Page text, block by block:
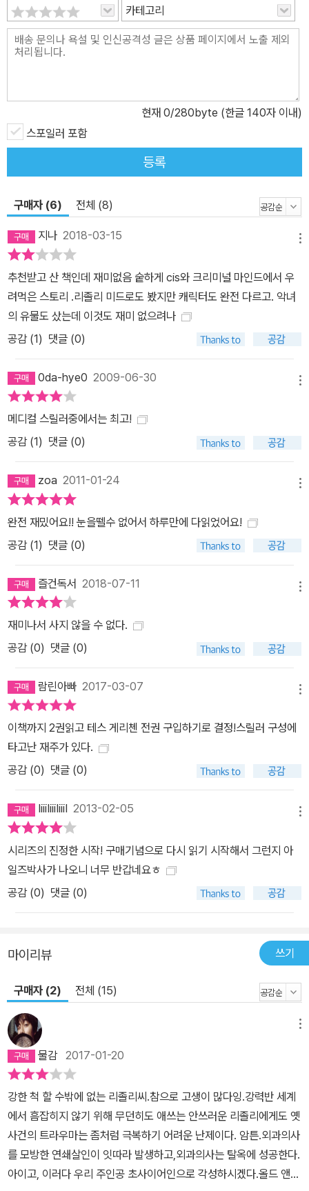
카테고리
현재 0/280byte (한글 140자 이내)
스포일러 포함
등록
구매자 (6) 전체 (8)
지나 2018-03-15
추천받고 산 책인데 재미없음 숱하게 cis와 크리미널 마인드에서 우
려먹은 스토리 .리졸리 미드로도 봤지만 캐릭터도 완전 다르고. 악녀
의 유물도 샀는데 이것도 재미 없으려나
공감 (1) 댓글 (0)
0da-hye0 2009-06-30
메디컬 스릴러중에서는 최고!
공감 (1) 댓글 (0)
zoa 2011-01-24
완전 재밌어요!! 눈을뗄수 없어서 하루만에 다읽었어요!
공감 (1) 댓글 (0)
즐건독서 2018-07-11
재미나서 사지 않을 수 없다.
공감 (0) 댓글 (0)
람린아빠 2017-03-07
이책까지 2권읽고 테스 게리첸 전권 구입하기로 결정!스릴러 구성에
타고난 재주가 있다.
공감 (0) 댓글 (0)
IiiiIiiiIiiiI 2013-02-05
시리즈의 진정한 시작! 구매기념으로 다시 읽기 시작해서 그런지 아
일즈박사가 나오니 너무 반갑네요ㅎ
공감 (0) 댓글 (0)
마이리뷰 쓰기
구매자 (2) 전체 (15)
물감2017-01-20
강한 척 할 수밖에 없는 리졸리씨.참으로 고생이 많다잉.강력반 세계
에서 흠잡히지 않기 위해 무던히도 애쓰는 안쓰러운 리졸리에게도 옛
사건의 트라우마는 좀처럼 극복하기 어려운 난제이다. 암튼.외과의사
를 모방한 연쇄살인이 잇따라 발생하고,외과의사는 탈옥에 성공한다.
아이고, 이러다 우리 주인공 초사이어인으로 각성하시겠다.올드 앤